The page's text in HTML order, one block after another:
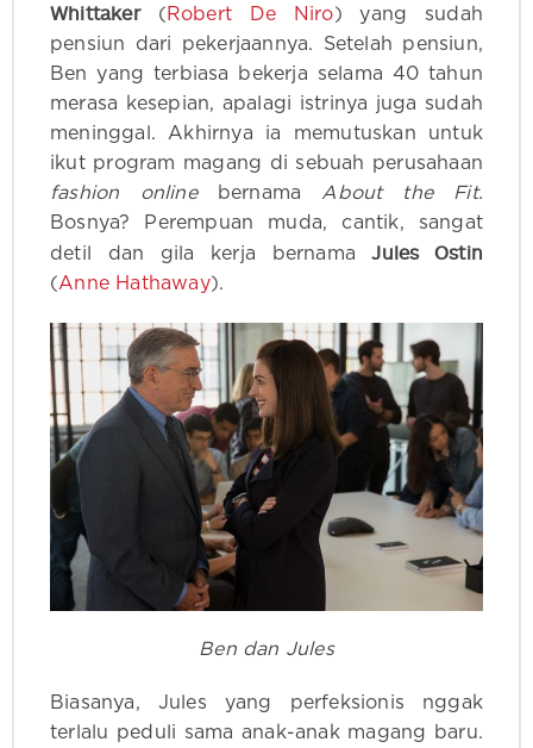
Whittaker(Robert De Niro) yang sudah
pensiun dari pekerjaannya. Setelah pensiun,
Ben yang terbiasa bekerja selama 40 tahun
merasa kesepian, apalagi istrinya juga sudah
meninggal. Akhirnya ia memutuskan untuk
ikut program magang di sebuah perusahaan
fashion onlinebernama About the Fit.
Bosnya? Perempuan muda, cantik, sangat
detil dan gila kerja bernamaJules Ostin
(Anne Hathaway).
Ben dan Jules
Biasanya, Jules yang perfeksionis nggak
terlalu peduli sama anak-anak magang baru.